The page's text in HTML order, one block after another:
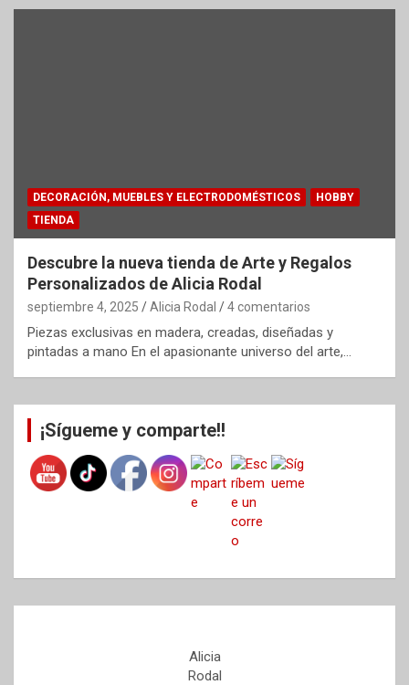
DECORACIÓN, MUEBLES Y ELECTRODOMÉSTICOS
HOBBY
TIENDA
Descubre la nueva tienda de Arte y Regalos
Personalizados de Alicia Rodal
septiembre 4, 2025 Alicia Rodal 4 comentarios
Piezas exclusivas en madera, creadas, diseñadas y
pintadas a mano En el apasionante universo del arte,…
¡Sígueme y comparte!!
Alicia
Rodal